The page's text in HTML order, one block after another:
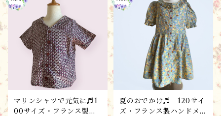
u春夏コレクション♬出産
祝にもおすすめ！
マリンシャツで元気に♬1
00サイズ・フランス製ハ
夏のおでかけ♬ 120サイ
ズ・フランス製ハンドメイ